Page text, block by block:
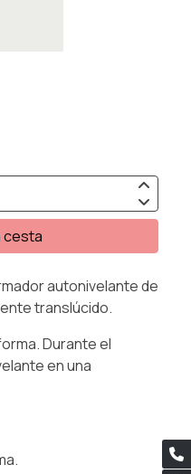
cesta
autonivelante de
translúcido.
Durante el
en una